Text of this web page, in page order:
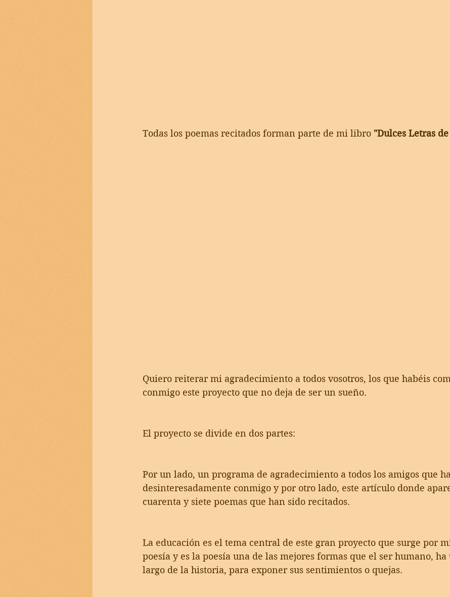
Todas los poemas recitados forman parte de mi libro "Dulces Letras
Quiero reiterar mi agradecimiento a todos vosotros, los que habéis
conmigo este proyecto que no deja de ser un sueño.
El proyecto se divide en dos partes:
Por un lado, un programa de agradecimiento a todos los amigos que
desinteresadamente conmigo y por otro lado, este artículo donde
cuarenta y siete poemas que han sido recitados.
La educación es el tema central de este gran proyecto que surge por
poesía y es la poesía una de las mejores formas que el ser humano,
largo de la historia, para exponer sus sentimientos o quejas.